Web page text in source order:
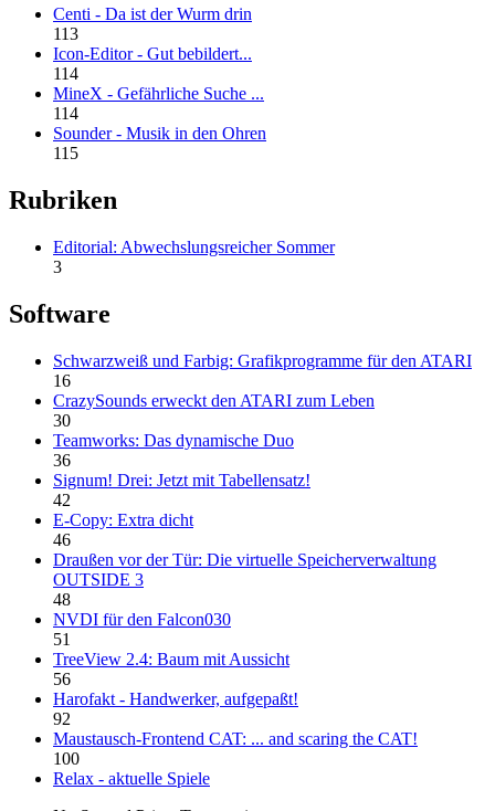
Centi - Da ist der Wurm drin
113
Icon-Editor - Gut bebildert...
114
MineX - Gefährliche Suche ...
114
Sounder - Musik in den Ohren
115
Rubriken
Editorial: Abwechslungsreicher Sommer
3
Software
Schwarzweiß und Farbig: Grafikprogramme für den ATARI
16
CrazySounds erweckt den ATARI zum Leben
30
Teamworks: Das dynamische Duo
36
Signum! Drei: Jetzt mit Tabellensatz!
42
E-Copy: Extra dicht
46
Draußen vor der Tür: Die virtuelle Speicherverwaltung
OUTSIDE 3
48
NVDI für den Falcon030
51
TreeView 2.4: Baum mit Aussicht
56
Harofakt - Handwerker, aufgepaßt!
92
Maustausch-Frontend CAT: ... and scaring the CAT!
100
Relax - aktuelle Spiele